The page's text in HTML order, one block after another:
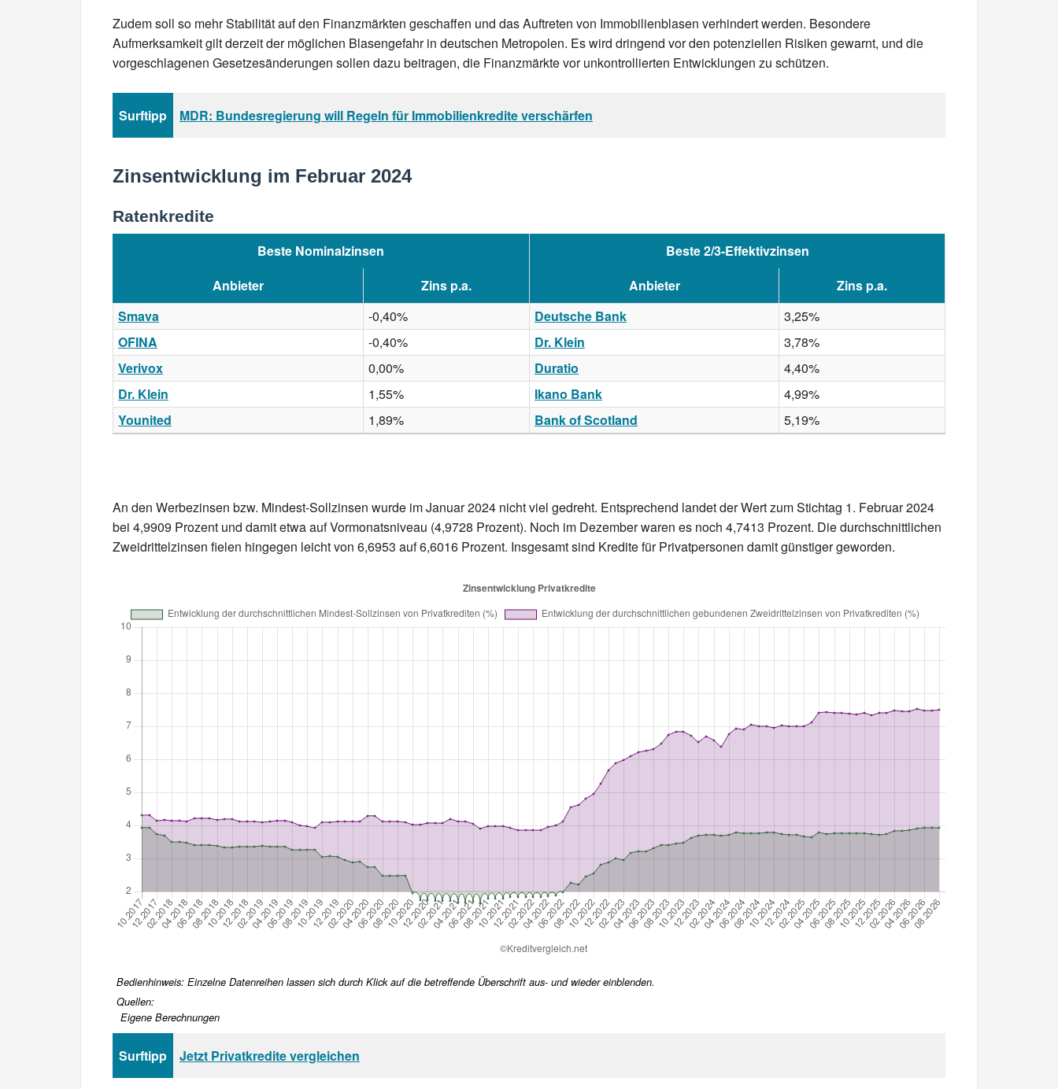
Zudem soll so mehr Stabilität auf den Finanzmärkten geschaffen und das Auftreten von Immobilienblasen verhindert werden. Besondere
Aufmerksamkeit gilt derzeit der möglichen Blasengefahr in deutschen Metropolen. Es wird dringend vor den potenziellen Risiken gewarnt, und die
vorgeschlagenen Gesetzesänderungen sollen dazu beitragen, die Finanzmärkte vor unkontrollierten Entwicklungen zu schützen.
Surftipp MDR: Bundesregierung will Regeln für Immobilienkredite verschärfen
Zinsentwicklung im Februar 2024
Ratenkredite
Beste Nominalzinsen
Beste 2/3-Effektivzinsen
Anbieter
Zins p.a. Anbieter
Zins p.a.
Smava
-0,40% Deutsche Bank
3,25%
OFINA
-0,40% Dr. Klein
3,78%
Verivox
0,00% Duratio
4,40%
Dr. Klein
1,55% Ikano Bank
4,99%
Younited
1,89% Bank of Scotland 5,19%
An den Werbezinsen bzw. Mindest-Sollzinsen wurde im Januar 2024 nicht viel gedreht. Entsprechend landet der Wert zum Stichtag 1. Februar 2024
bei 4,9909 Prozent und damit etwa auf Vormonatsniveau (4,9728 Prozent). Noch im Dezember waren es noch 4,7413 Prozent. Die durchschnittlichen
Zweidrittelzinsen fielen hingegen leicht von 6,6953 auf 6,6016 Prozent. Insgesamt sind Kredite für Privatpersonen damit günstiger geworden.
Bedienhinweis: Einzelne Datenreihen lassen sich durch Klick auf die betreffende Überschrift aus- und wieder einblenden.
Quellen:
Eigene Berechnungen
Surftipp Jetzt Privatkredite vergleichen